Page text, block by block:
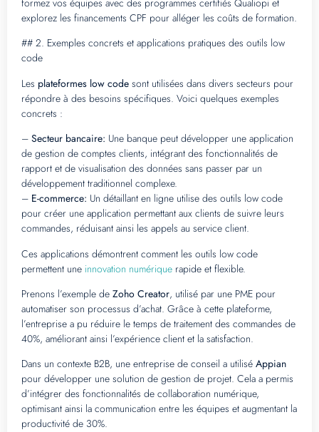
formez vos équipes avec des programmes certifiés Qualiopi et
explorez les financements CPF pour alléger les coûts de formation.
## 2. Exemples concrets et applications pratiques des outils low
code
Les plateformes low code sont utilisées dans divers secteurs pour
répondre à des besoins spécifiques. Voici quelques exemples
concrets :
– Secteur bancaire: Une banque peut développer une application
de gestion de comptes clients, intégrant des fonctionnalités de
rapport et de visualisation des données sans passer par un
développement traditionnel complexe.
– E-commerce: Un détaillant en ligne utilise des outils low code
pour créer une application permettant aux clients de suivre leurs
commandes, réduisant ainsi les appels au service client.
Ces applications démontrent comment les outils low code
permettent une innovation numérique rapide et flexible.
Prenons l’exemple de Zoho Creator, utilisé par une PME pour
automatiser son processus d’achat. Grâce à cette plateforme,
l’entreprise a pu réduire le temps de traitement des commandes de
40%, améliorant ainsi l’expérience client et la satisfaction.
Dans un contexte B2B, une entreprise de conseil a utilisé Appian
pour développer une solution de gestion de projet. Cela a permis
d’intégrer des fonctionnalités de collaboration numérique,
optimisant ainsi la communication entre les équipes et augmentant la
productivité de 30%.